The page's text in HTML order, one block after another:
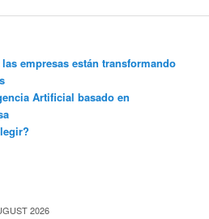
empresas están transformando
Artificial basado en
2026